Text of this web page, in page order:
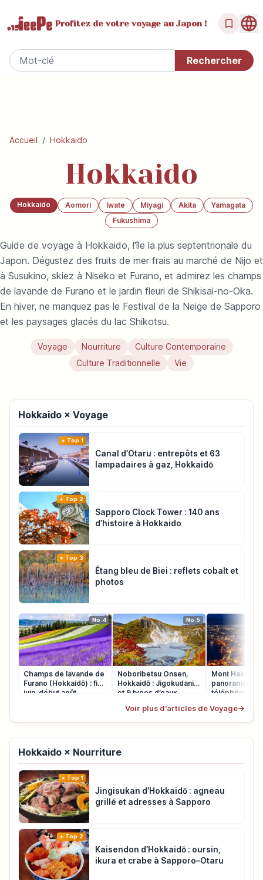
Profitez de votrevoyage au Japon !
Accueil / Hokkaido
Hokkaido
Hokkaido Aomori Iwate Miyagi Akita
Yamagata
Fukushima
Guide de voyage à Hokkaido, l'île la plus septentrionale du
Japon. Dégustez des fruits de mer frais au marché de Nijo et
à Susukino, skiez à Niseko et Furano, et admirez les champs
de lavande de Furano et le jardin fleuri de Shikisai-no-Oka.
En hiver, ne manquez pas le Festival de la Neige de Sapporo
et les paysages glacés du lac Shikotsu.
Voyage Nourriture
Culture Contemporaine
Culture Traditionnelle
Vie
Hokkaido × Voyage
Top 1
Canal d’Otaru : entrepôts et 63
lampadaires à gaz, Hokkaidō
Top 2
Sapporo Clock Tower : 140 ans
d’histoire à Hokkaido
Top 3
Étang bleu de Biei : reflets cobalt et
photos
No.4
Champs de lavande de
Furano (Hokkaidō) : fin
juin–début août
No.5
Noboribetsu Onsen,
Hokkaidō : Jigokudani
et 9 types d’eaux
Mont
panorama
téléphérique
Voir plus d'articles de Voyage→
Hokkaido × Nourriture
Top 1
Jingisukan d’Hokkaidō : agneau
grillé et adresses à Sapporo
Top 2
Kaisendon d’Hokkaidō : oursin,
ikura et crabe à Sapporo–Otaru